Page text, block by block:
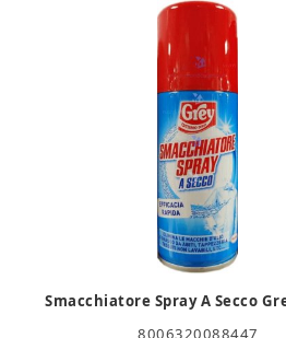
Smacchiatore Spray A Secco
8006320088447